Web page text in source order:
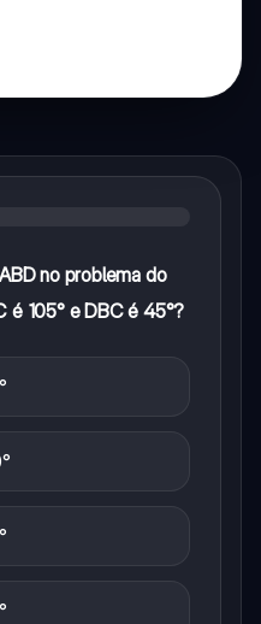
no problema do
é 105° e DBC é 45°?